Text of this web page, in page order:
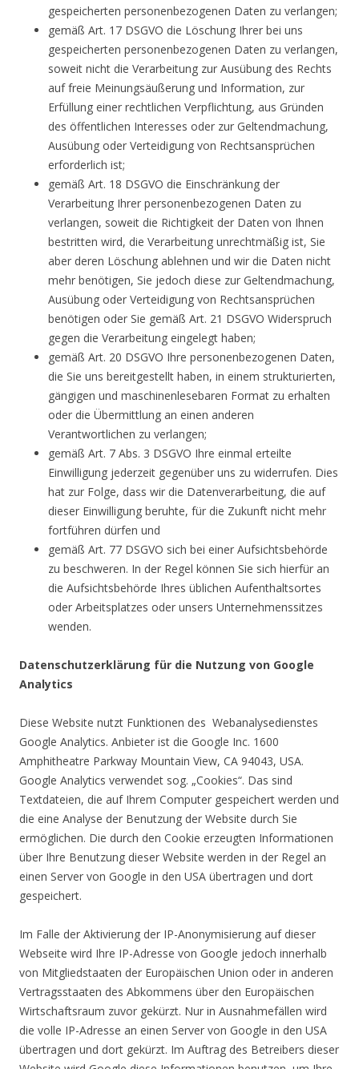
gespeicherten personenbezogenen Daten zu verlangen;
gemäß Art. 17 DSGVO die Löschung Ihrer bei uns
gespeicherten personenbezogenen Daten zu verlangen,
soweit nicht die Verarbeitung zur Ausübung des Rechts
auf freie Meinungsäußerung und Information, zur
Erfüllung einer rechtlichen Verpflichtung, aus Gründen
des öffentlichen Interesses oder zur Geltendmachung,
Ausübung oder Verteidigung von Rechtsansprüchen
erforderlich ist;
gemäß Art. 18 DSGVO die Einschränkung der
Verarbeitung Ihrer personenbezogenen Daten zu
verlangen, soweit die Richtigkeit der Daten von Ihnen
bestritten wird, die Verarbeitung unrechtmäßig ist, Sie
aber deren Löschung ablehnen und wir die Daten nicht
mehr benötigen, Sie jedoch diese zur Geltendmachung,
Ausübung oder Verteidigung von Rechtsansprüchen
benötigen oder Sie gemäß Art. 21 DSGVO Widerspruch
gegen die Verarbeitung eingelegt haben;
gemäß Art. 20 DSGVO Ihre personenbezogenen Daten,
die Sie uns bereitgestellt haben, in einem strukturierten,
gängigen und maschinenlesebaren Format zu erhalten
oder die Übermittlung an einen anderen
Verantwortlichen zu verlangen;
gemäß Art. 7 Abs. 3 DSGVO Ihre einmal erteilte
Einwilligung jederzeit gegenüber uns zu widerrufen. Dies
hat zur Folge, dass wir die Datenverarbeitung, die auf
dieser Einwilligung beruhte, für die Zukunft nicht mehr
fortführen dürfen und
gemäß Art. 77 DSGVO sich bei einer Aufsichtsbehörde
zu beschweren. In der Regel können Sie sich hierfür an
die Aufsichtsbehörde Ihres üblichen Aufenthaltsortes
oder Arbeitsplatzes oder unsers Unternehmenssitzes
wenden.
Datenschutzerklärung für die Nutzung von Google
Analytics
Diese Website nutzt Funktionen des Webanalysedienstes
Google Analytics. Anbieter ist die Google Inc. 1600
Amphitheatre Parkway Mountain View, CA 94043, USA.
Google Analytics verwendet sog. „Cookies“. Das sind
Textdateien, die auf Ihrem Computer gespeichert werden und
die eine Analyse der Benutzung der Website durch Sie
ermöglichen. Die durch den Cookie erzeugten Informationen
über Ihre Benutzung dieser Website werden in der Regel an
einen Server von Google in den USA übertragen und dort
gespeichert.
Im Falle der Aktivierung der IP-Anonymisierung auf dieser
Webseite wird Ihre IP-Adresse von Google jedoch innerhalb
von Mitgliedstaaten der Europäischen Union oder in anderen
Vertragsstaaten des Abkommens über den Europäischen
Wirtschaftsraum zuvor gekürzt. Nur in Ausnahmefällen wird
die volle IP-Adresse an einen Server von Google in den USA
übertragen und dort gekürzt. Im Auftrag des Betreibers dieser